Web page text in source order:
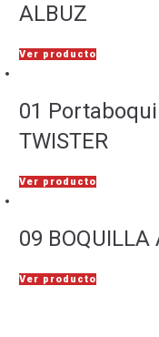
ALBUZ
Ver producto
01
TWISTER
Ver producto
09 BOQUILLA
Ver producto